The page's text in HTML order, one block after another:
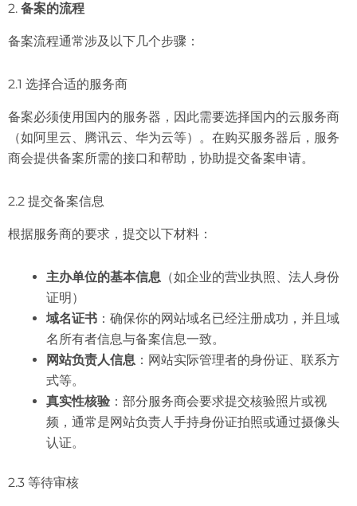
2. 备案的流程
备案流程通常涉及以下几个步骤：
2.1 选择合适的服务商
备案必须使用国内的服务器，因此需要选择国内的云服务商
（如阿里云、腾讯云、华为云等）。在购买服务器后，服务
商会提供备案所需的接口和帮助，协助提交备案申请。
2.2 提交备案信息
根据服务商的要求，提交以下材料：
主办单位的基本信息 （如企业的营业执照、法人身份
证明）
域名证书 ：确保你的网站域名已经注册成功，并且域
名所有者信息与备案信息一致。
网站负责人信息 ：网站实际管理者的身份证、联系方
式等。
真实性核验 ：部分服务商会要求提交核验照片或视
频，通常是网站负责人手持身份证拍照或通过摄像头
认证。
2.3 等待审核